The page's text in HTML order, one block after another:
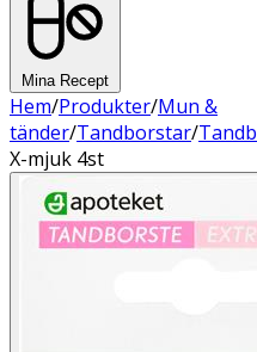
Mina Recept
Hem/Produkter/Mun &
tänder/Tandborstar/
X-mjuk 4st